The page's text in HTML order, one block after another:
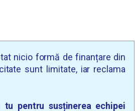
nicio formă de finanțare din
sunt limitate, iar reclama
pentru susținerea echipei